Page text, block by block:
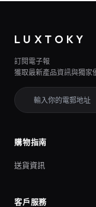
LUXTOKY
訂閱電子報
獲取最新產品資訊與獨家
購物指南
送貨資訊
客戶服務